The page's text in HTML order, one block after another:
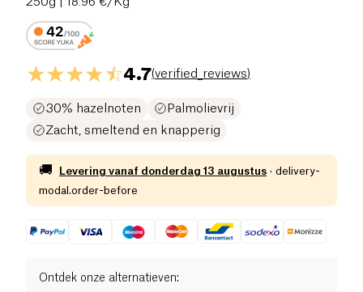
4.7(verified_reviews)
30% hazelnoten
Palmolievrij
Zacht, smeltend en knapperig
🚚 Levering vanaf donderdag 13 augustus · delivery-
modal.order-before
Ontdek onze alternatieven: